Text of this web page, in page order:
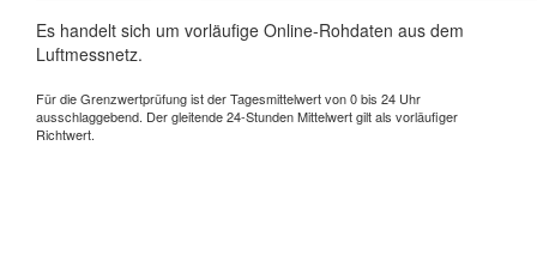
Es handelt sich um vorläufige Online-Rohdaten aus dem
Luftmessnetz.
Für die Grenzwertprüfung ist der Tagesmittelwert von 0 bis 24 Uhr
ausschlaggebend. Der gleitende 24-Stunden Mittelwert gilt als vorläufiger
Richtwert.